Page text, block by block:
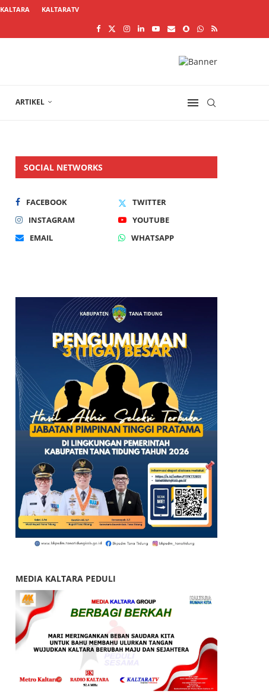
KALTARATV
ARTIKEL
SOCIAL NETWORKS
FACEBOOK
TWITTER
INSTAGRAM
YOUTUBE
EMAIL
WHATSAPP
MEDIA KALTARA PEDULI